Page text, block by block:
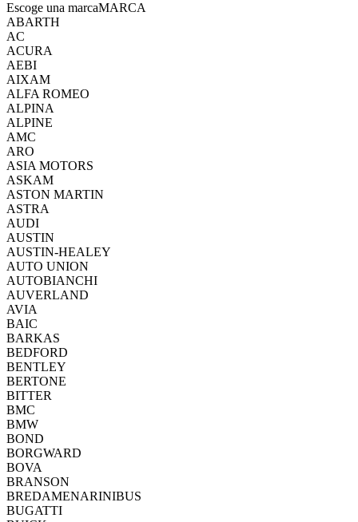
Escoge una marcaMARCA
ABARTH
AC
ACURA
AEBI
AIXAM
ALFA ROMEO
ALPINA
ALPINE
AMC
ARO
ASIA MOTORS
ASKAM
ASTON MARTIN
ASTRA
AUDI
AUSTIN
AUSTIN-HEALEY
AUTO UNION
AUTOBIANCHI
AUVERLAND
AVIA
BAIC
BARKAS
BEDFORD
BENTLEY
BERTONE
BITTER
BMC
BMW
BOND
BORGWARD
BOVA
BRANSON
BREDAMENARINIBUS
BUGATTI